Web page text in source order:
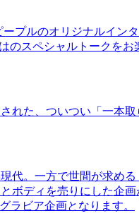
プルのオリジナルイン
のスペシャルトークをお
た、ついつい「一本
代。一方で世間が求め
ボディを売りにした企
ラビア企画となります。